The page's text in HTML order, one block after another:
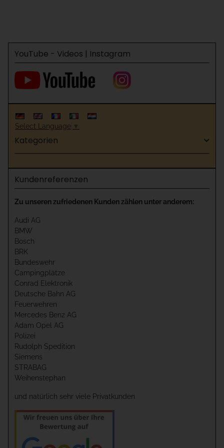
YouTube - Videos | Instagram
Select Language ▼
Kategorien
Kundenreferenzen
Zu unseren zufriedenen Kunden zählen unter anderem:
Audi AG
BMW
Bosch
BRK
Bundeswehr
Campingplätze
Conrad Elektronik
Deutsche Bahn AG
Feuerwehren
Mercedes Benz AG
Adam Opel AG
Polizei
Rudolph Spedition
Siemens
STRABAG
Weihenstephan
und natürlich sehr viele Privatkunden